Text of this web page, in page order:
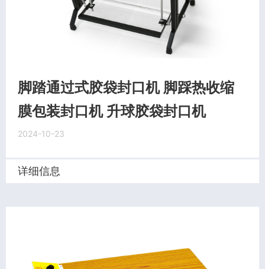
脚踏通过式胶袋封口机 脚踩热收缩
膜包装封口机 升球胶袋封口机
2024-10-23
详细信息